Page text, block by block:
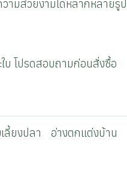
ามสวยงามได้หลากหลายรู
บ โปรดสอบถามก่อนสั่งซื้อ
ลี้ยงปลา อ่างตกแต่งบ้าน